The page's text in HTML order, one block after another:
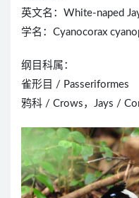
英文名：White-naped
学名：Cyanocorax
纲目科属：
雀形目 / Passeriformes
鸦科 / Crows，Jays /